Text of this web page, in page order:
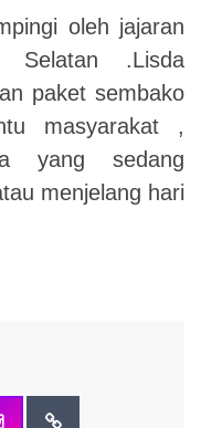
oleh jajaran
Selatan .Lisda
paket sembako
masyarakat ,
yang sedang
menjelang hari